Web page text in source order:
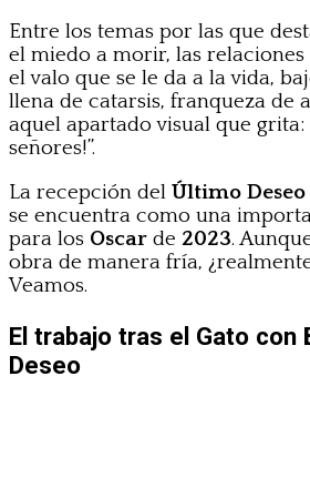
Entre los temas por las que
el miedo a morir, las
el valo que se le da a la vida,
llena de catarsis, franqueza de
aquel apartado visual que grita:
señores!”.
La recepción del Último Deseo
se encuentra como una
para los Oscar de 2023.
obra de manera fría,
Veamos.
El trabajo tras el Gato con
Deseo